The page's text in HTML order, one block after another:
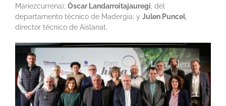
Mariezcurrena); Óscar Landarroitajauregi , del
departamento técnico de Madergia; y Julen Puncel,
director técnico de Aislanat.